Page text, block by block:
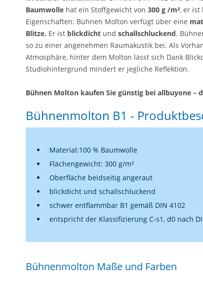
Baumwolle hat ein Stoffgewicht von 300 g /m², er ist
Eigenschaften: Bühnen Molton verfügt über eine
Blitze. Er ist blickdicht und schallschluckend.
so zu einer angenehmen Raumakustik bei. Als
Atmosphäre, hinter dem Molton lässt sich Dank
Studiohintergrund mindert er jegliche Reflektion.
Bühnen Molton kaufen Sie günstig bei allbuyone –
Bühnenmolton B1 -
Material:100 % Baumwolle
Flächengewicht: 300 g/m²
Oberfläche beidseitig angeraut
blickdicht und schallschluckend
schwer entflammbar B1 gemäß DIN 4102
entspricht der Klassifizierung C-s1, d0 nach
Bühnenmolton Maße und Farben